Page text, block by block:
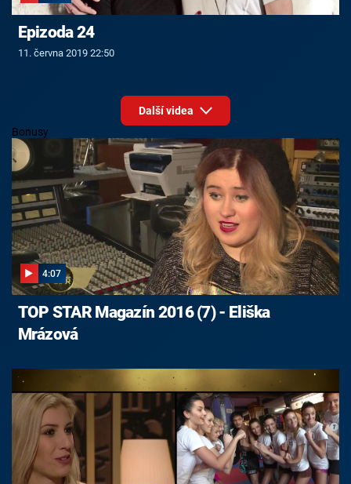
Epizoda 24
11. června 2019 22:50
Další videa
Bonusy
4:07
TOP STAR Magazín 2016 (7) - Eliška
Mrázová